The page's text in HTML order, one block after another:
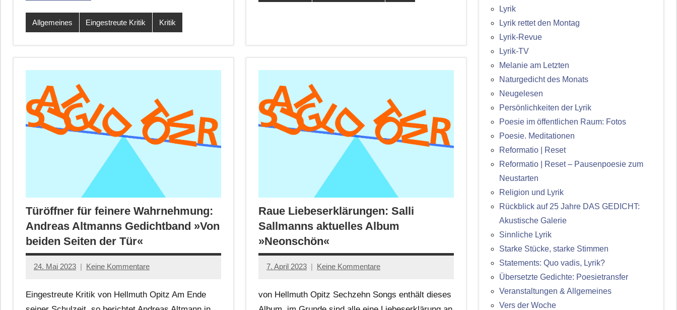
Allgemeines Eingestreute Kritik Kritik
Türöffner für feinere Wahrnehmung:
Andreas Altmanns Gedichtband »Von
beiden Seiten der Tür«
24. Mai 2023
Jan-
Hornauer
Keine Kommentare
Eingestreute Kritik von Hellmuth Opitz Am Ende
Raue Liebeserklärungen: Salli
Sallmanns aktuelles Album
»Neonschön«
7. April 2023
Jan-
Hornauer
Keine Kommentare
von Hellmuth Opitz Sechzehn Songs enthält dieses
Lyrik
Lyrik rettet den Montag
Lyrik-Revue
Lyrik-TV
Melanie am Letzten
Naturgedicht des Monats
Neugelesen
Persönlichkeiten der Lyrik
Poesie im öffentlichen Raum: Fotos
Poesie. Meditationen
Reformatio | Reset
Reformatio | Reset – Pausenpoesie zum
Neustarten
Religion und Lyrik
Rückblick auf 25 Jahre DAS GEDICHT:
Akustische Galerie
Sinnliche Lyrik
Starke Stücke, starke Stimmen
Statements: Quo vadis, Lyrik?
Übersetzte Gedichte: Poesietransfer
Veranstaltungen & Allgemeines
Vers der Woche